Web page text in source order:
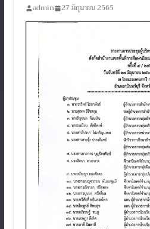
admin 27 มิถุนายน 2565